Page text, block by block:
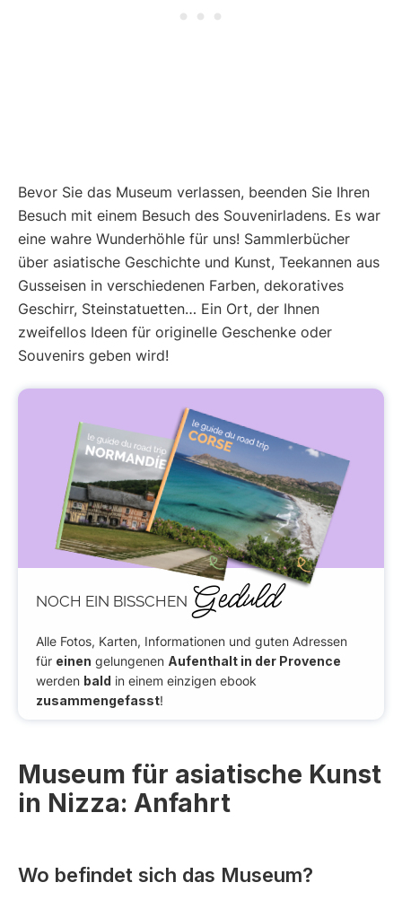
Bevor Sie das Museum verlassen, beenden Sie Ihren
Besuch mit einem Besuch des Souvenirladens. Es war
eine wahre Wunderhöhle für uns! Sammlerbücher
über asiatische Geschichte und Kunst, Teekannen aus
Gusseisen in verschiedenen Farben, dekoratives
Geschirr, Steinstatuetten… Ein Ort, der Ihnen
zweifellos Ideen für originelle Geschenke oder
Souvenirs geben wird!
NOCH EIN BISSCHEN Geduld
Alle Fotos, Karten, Informationen und guten Adressen
für einen gelungenen Aufenthalt in der Provence
werden bald in einem einzigen ebook
zusammengefasst!
Museum für asiatische Kunst
in Nizza: Anfahrt
Wo befindet sich das Museum?